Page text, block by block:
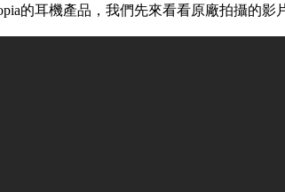
的耳機產品，我們先來看看原廠拍攝的影